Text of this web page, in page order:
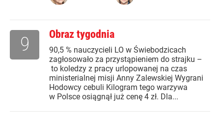
Obraz tygodnia
90,5 % nauczycieli LO w Świebodzicach
zagłosowało za przystąpieniem do strajku –
to koledzy z pracy urlopowanej na czas
ministerialnej misji Anny Zalewskiej Wygrani
Hodowcy cebuli Kilogram tego warzywa
w Polsce osiągnął już cenę 4 zł. Dla...
9